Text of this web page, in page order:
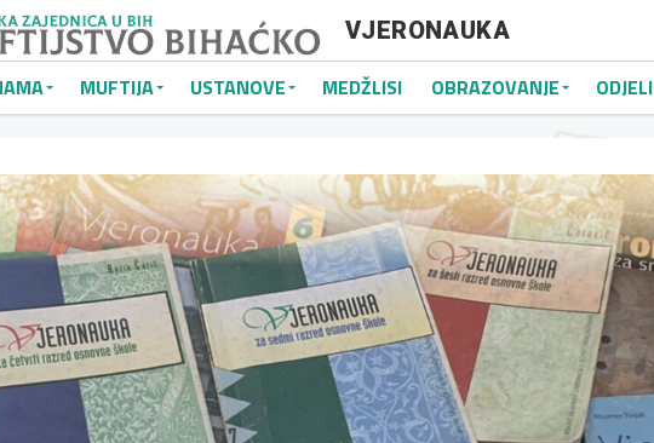
VJERONAUKA
MUFTIJA USTANOVE MEDŽLISI OBRAZOVANJE ODJELI